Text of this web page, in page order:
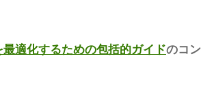
適化するための包括的ガイドのコン